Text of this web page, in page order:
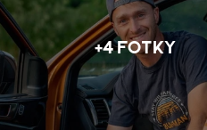
+4 FOTKY